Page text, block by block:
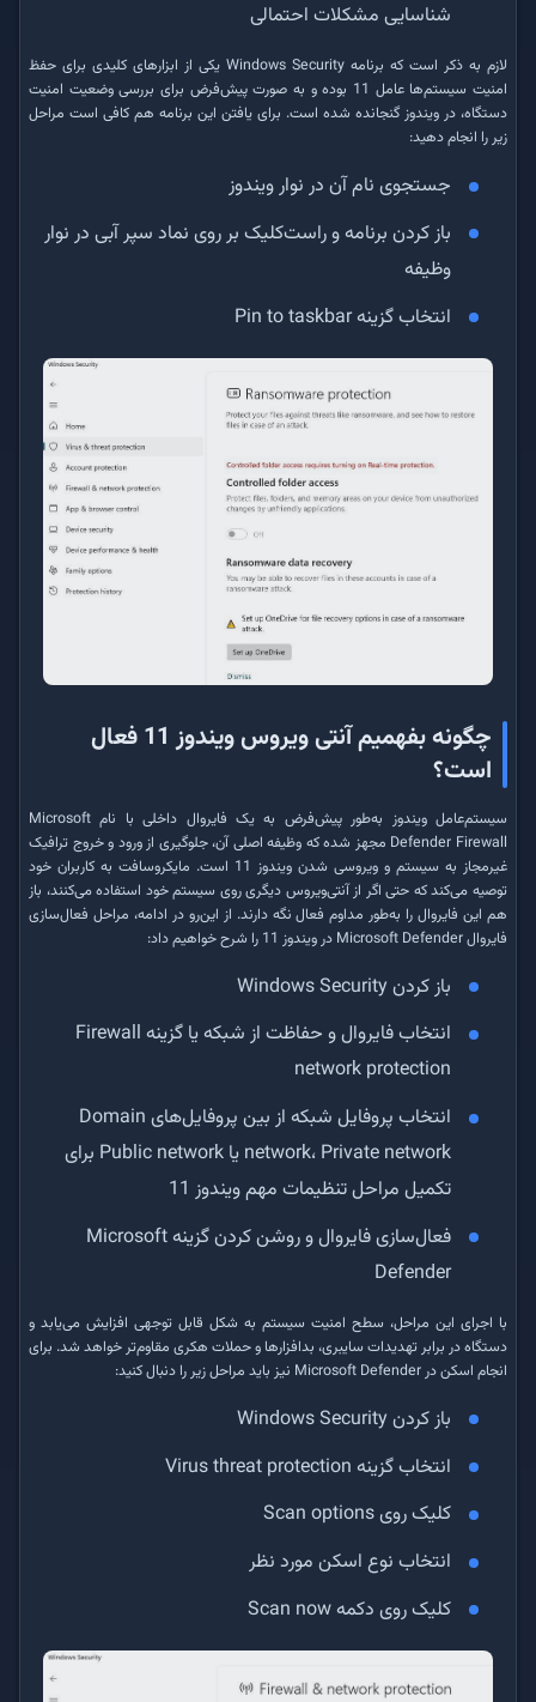
شناسایی مشکلات احتمالی
لازم به ذکر است که برنامه Windows Security یکی از ابزارهای کلیدی برای حفظ
امنیت سیستم‌ها عامل 11 بوده و به صورت پیش‌فرض برای بررسی وضعیت امنیت
دستگاه، در ویندوز گنجانده شده است. برای یافتن این برنامه هم کافی است مراحل
زیر را انجام دهید:
جستجوی نام آن در نوار ویندوز
باز کردن برنامه و راست‌کلیک بر روی نماد سپر آبی در نوار
وظیفه
انتخاب گزینه Pin to taskbar
چگونه بفهمیم آنتی ویروس ویندوز 11 فعال
است؟
سیستم‌عامل ویندوز به‌طور پیش‌فرض به یک فایروال داخلی با نام Microsoft
Defender Firewall مجهز شده که وظیفه اصلی آن، جلوگیری از ورود و خروج ترافیک
غیرمجاز به سیستم و ویروسی شدن ویندوز 11 است. مایکروسافت به کاربران خود
توصیه می‌کند که حتی اگر از آنتی‌ویروس دیگری روی سیستم خود استفاده می‌کنند، باز
هم این فایروال را به‌طور مداوم فعال نگه دارند. از این‌رو در ادامه، مراحل فعال‌سازی
فایروال Microsoft Defender در ویندوز 11 را شرح خواهیم داد:
باز کردن Windows Security
انتخاب فایروال و حفاظت از شبکه یا گزینه Firewall
network protection
انتخاب پروفایل شبکه از بین پروفایل‌های Domain
network، Private network یا Public network برای
تکمیل مراحل تنظیمات مهم ویندوز 11
فعال‌سازی فایروال و روشن کردن گزینه Microsoft
Defender
با اجرای این مراحل، سطح امنیت سیستم به شکل قابل توجهی افزایش می‌یابد و
دستگاه در برابر تهدیدات سایبری، بدافزارها و حملات هکری مقاوم‌تر خواهد شد. برای
انجام اسکن در Microsoft Defender نیز باید مراحل زیر را دنبال کنید:
باز کردن Windows Security
انتخاب گزینه Virus threat protection
کلیک روی Scan options
انتخاب نوع اسکن مورد نظر
کلیک روی دکمه Scan now